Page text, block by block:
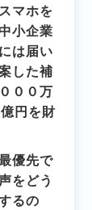
マホを
小企業
は届い
した補
００万
円を財
優先で
をどう
るの